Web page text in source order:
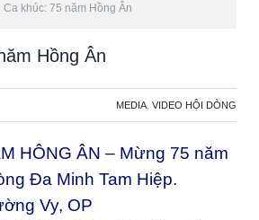
Ca khúc: 75 năm Hồng Ân
Hồng Ân
MEDIA VIDEO HỘI DÒNG
HÔNG ÂN – Mừng 75 năm
Đa Minh Tam Hiệp.
Vy, OP